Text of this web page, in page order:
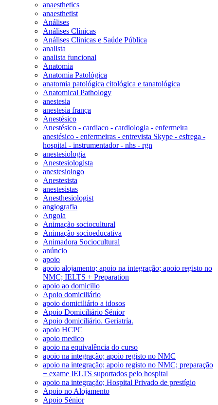
anaesthetics
anaesthetist
Análises
Análises Clínicas
Análises Clinicas e Saúde Pública
analista
analista funcional
Anatomia
Anatomia Patológica
anatomia patológica citológica e tanatológica
Anatomical Pathology
anestesia
anestesia frança
Anestésico
Anestésico - cardiaco - cardiologia - enfermeira
anestésico - enfermeiras - entrevista Skype - esfrega -
hospital - instrumentador - nhs - rgn
anestesiologia
Anestesiologista
anestesiologo
Anestesista
anestesistas
Anesthesiologist
angiografia
Angola
Animação sociocultural
Animação socioeducativa
Animadora Sociocultural
anúncio
apoio
apoio alojamento; apoio na integração; apoio registo no
NMC; IELTS + Preparation
apoio ao domicilio
Apoio domiciliário
apoio domiciliário a idosos
Apoio Domiciliário Sénior
Apoio domiciliário. Geriatría.
apoio HCPC
apoio medico
apoio na equivalência do curso
apoio na integração; apoio registo no NMC
apoio na integração; apoio registo no NMC; preparação
+ exame IELTS suportados pelo hospital
apoio na integração; Hospital Privado de prestígio
Apoio no Alojamento
Apoio Sénior